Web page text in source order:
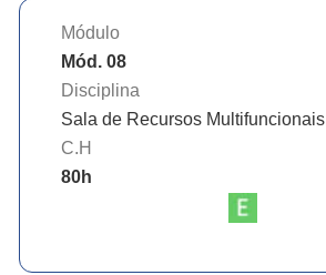
Módulo
Mód. 08
Disciplina
Sala de Recursos Multifuncionais
C.H
80h